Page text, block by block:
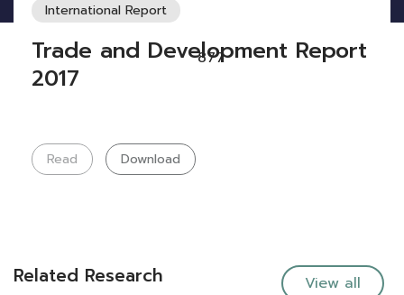
International Report
877
Trade and Development Report
2017
Read Download
Related Research View all